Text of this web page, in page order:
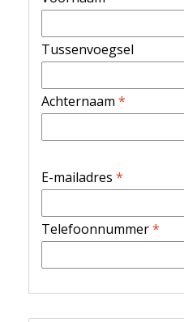
Tussenvoegsel
Achternaam *
E-mailadres *
Telefoonnummer*